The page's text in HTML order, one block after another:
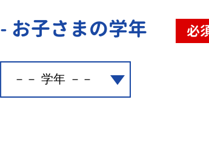
- お子さまの学年 必